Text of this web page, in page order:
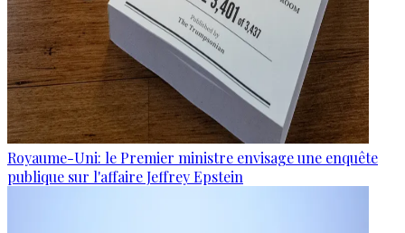
Royaume-Uni: le Premier ministre envisage une enquête
publique sur l'affaire Jeffrey Epstein